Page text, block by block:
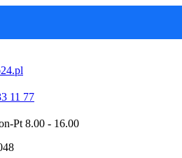
11 77
Pt 8.00 - 16.00